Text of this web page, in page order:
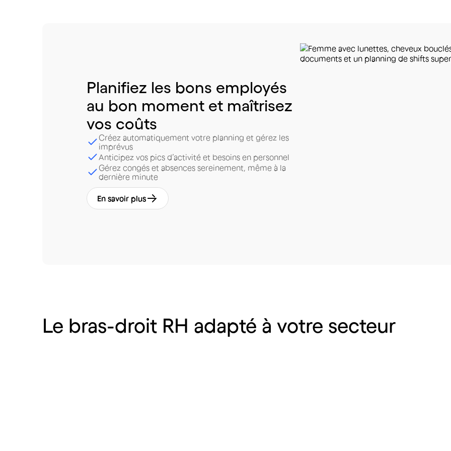
Planifiez les bons employés
au bon moment et maîtrisez
vos coûts
Créez automatiquement votre planning et gérez les
imprévus
Anticipez vos pics d’activité et besoins en personnel
Gérez congés et absences sereinement, même à la
dernière minute
En savoir plus
Le bras-droit RH adapté à votre secteur